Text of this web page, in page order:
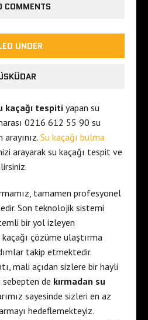
COMMENTS
UNDER
kaçağı tespiti yapan su
0216 612 55 90 su
Su kaçağı bulma
arayarak su kaçağı tespit ve
tamamen profesyonel
Son teknolojik sistemi
bir yol izleyen
çözüme ulaştırma
takip etmektedir.
mali açıdan sizlere bir hayli
de kırmadan su
sayesinde sizleri en az
hedeflemekteyiz.